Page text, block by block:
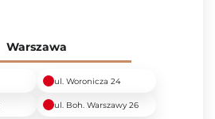
Warszawa
ul. Woronicza 24
ul. Boh. Warszawy 26